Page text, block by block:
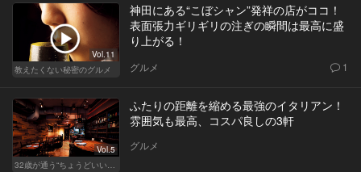
Vol.11
教えたくない秘密のグルメ
神田にある“こぼシャン”発祥の店がココ！
表面張力ギリギリの注ぎの瞬間は最高に盛
り上がる！
グルメ 1
Vol.5
32歳が通う“ちょうどいい”価格の店
ふたりの距離を縮める最強のイタリアン！
雰囲気も最高、コスパ良しの3軒
グルメ